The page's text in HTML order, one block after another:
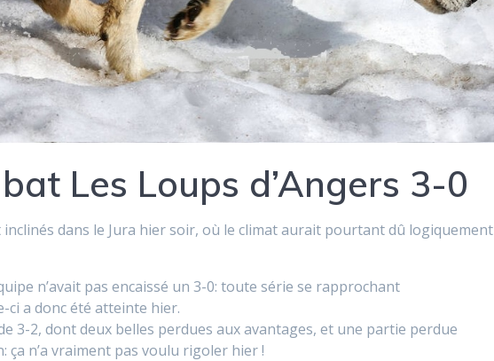
Les Loups d’Angers 3-0
inclinés dans le Jura hier soir, où le climat aurait pourtant dû logiquement
n’avait pas encaissé un 3-0: toute série se rapprochant
ci a donc été atteinte hier.
3-2, dont deux belles perdues aux avantages, et une partie perdue
ça n’a vraiment pas voulu rigoler hier !